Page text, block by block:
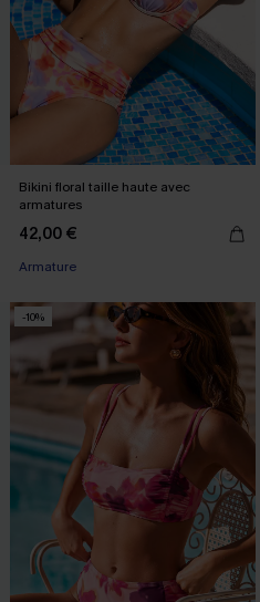
Bikini floral taille haute avec
armatures
42,00 €
Armature
-10%